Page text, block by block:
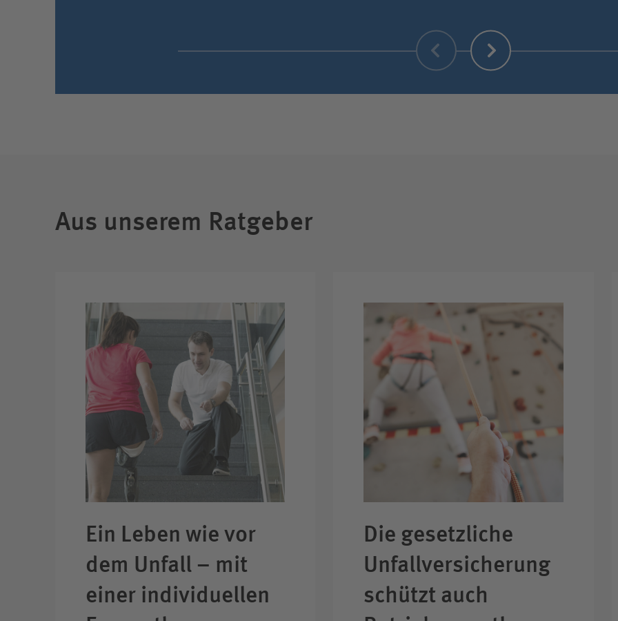
Zurück Weiter
Aus unserem Ratgeber
Ein Leben wie vor
dem Unfall – mit
einer individuellen
Die gesetzliche
Unfall­versicherung
schützt auch